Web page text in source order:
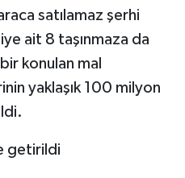
satılamaz şerhi
ait 8 taşınmaza da
konulan mal
yaklaşık 100 milyon
getirildi